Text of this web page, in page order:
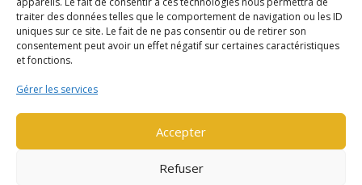
traiter des données telles que le comportement de navigation ou les ID
uniques sur ce site. Le fait de ne pas consentir ou de retirer son
consentement peut avoir un effet négatif sur certaines caractéristiques
et fonctions.
Gérer les services
Accepter
Refuser